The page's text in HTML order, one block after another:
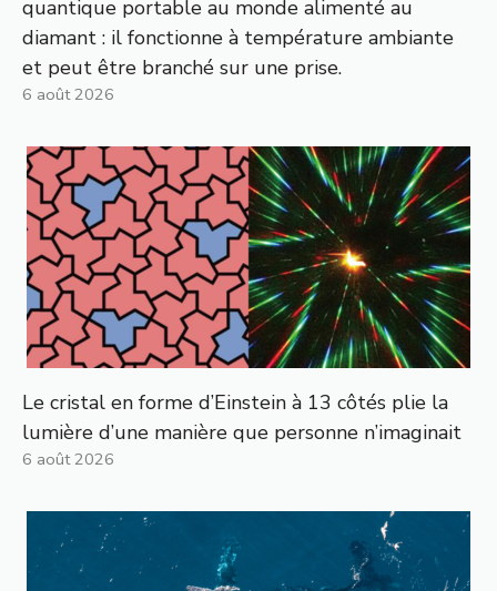
quantique portable au monde alimenté au
diamant : il fonctionne à température ambiante
et peut être branché sur une prise.
6 août 2026
Le cristal en forme d’Einstein à 13 côtés plie la
lumière d’une manière que personne n’imaginait
6 août 2026